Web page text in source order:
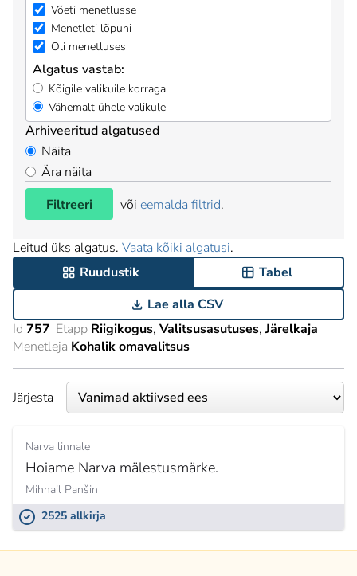
Võeti menetlusse
Menetleti lõpuni
Oli menetluses
Algatus vastab:
Kõigile valikuile korraga
Vähemalt ühele valikule
Arhiveeritud algatused
Näita
Ära näita
Filtreeri
või eemalda filtrid.
Leitud üks algatus. Vaata kõiki algatusi.
Ruudustik
Tabel
Lae alla CSV
Id 757 Etapp Riigikogus Valitsusasutuses Järelkaja
Menetleja Kohalik omavalitsus
Järjesta
Narva linnale
Hoiame Narva mälestusmärke.
Mihhail Panšin
2525 allkirja